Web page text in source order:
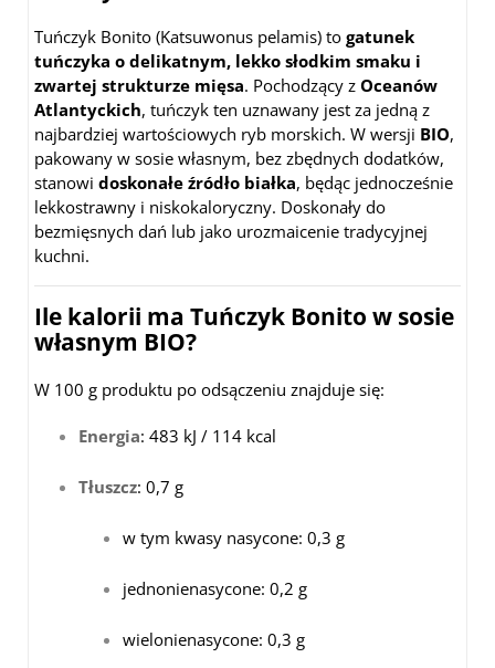
Tuńczyk Bonito (Katsuwonus pelamis) to gatunek
tuńczyka o delikatnym, lekko słodkim smaku i
zwartej strukturze mięsa. Pochodzący z Oceanów
Atlantyckich, tuńczyk ten uznawany jest za jedną z
najbardziej wartościowych ryb morskich. W wersji BIO,
pakowany w sosie własnym, bez zbędnych dodatków,
stanowi doskonałe źródło białka, będąc jednocześnie
lekkostrawny i niskokaloryczny. Doskonały do
bezmięsnych dań lub jako urozmaicenie tradycyjnej
kuchni.
Ile kalorii ma Tuńczyk Bonito w sosie
własnym BIO?
W 100 g produktu po odsączeniu znajduje się:
Energia: 483 kJ / 114 kcal
Tłuszcz: 0,7 g
w tym kwasy nasycone: 0,3 g
jednonienasycone: 0,2 g
wielonienasycone: 0,3 g